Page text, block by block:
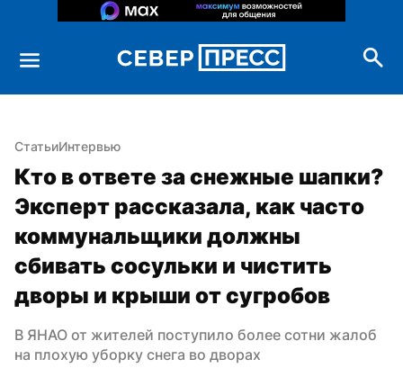
СтатьиИнтервью
Кто в ответе за снежные шапки?
Эксперт рассказала, как часто
коммунальщики должны
сбивать сосульки и чистить
дворы и крыши от сугробов
В ЯНАО от жителей поступило более сотни жалоб
на плохую уборку снега во дворах